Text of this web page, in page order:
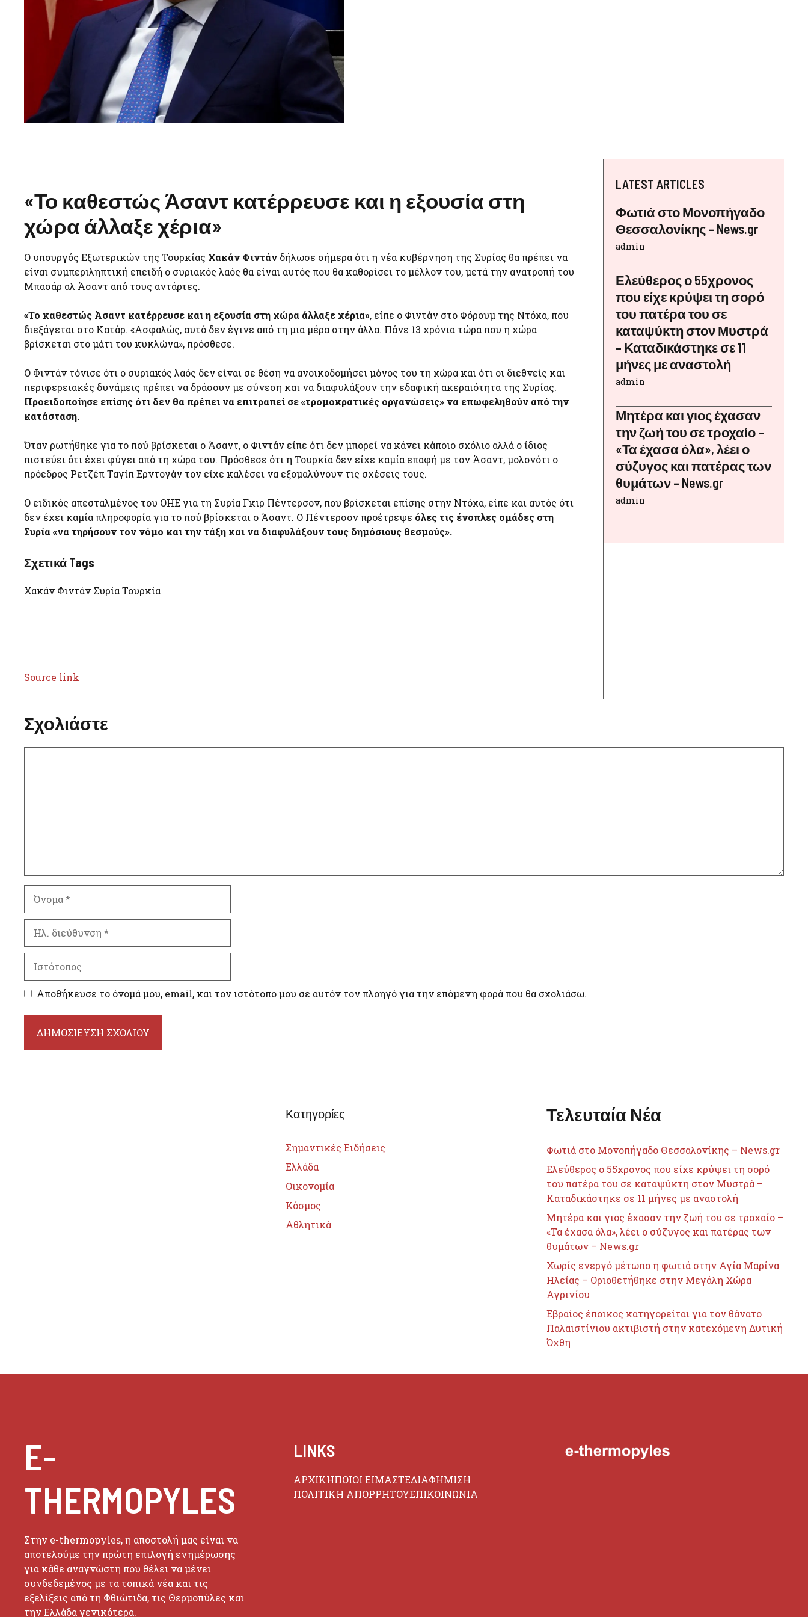
«Το καθεστώς Άσαντ κατέρρευσε και η εξουσία στη
χώρα άλλαξε χέρια»
Ο υπουργός Εξωτερικών της Τουρκίας Χακάν Φιντάν δήλωσε σήμερα ότι η νέα κυβέρνηση της Συρίας θα πρέπει να
είναι συμπεριληπτική επειδή ο συριακός λαός θα είναι αυτός που θα καθορίσει το μέλλον του, μετά την ανατροπή του
Μπασάρ αλ Άσαντ από τους αντάρτες.
«Το καθεστώς Άσαντ κατέρρευσε και η εξουσία στη χώρα άλλαξε χέρια», είπε ο Φιντάν στο Φόρουμ της Ντόχα, που
διεξάγεται στο Κατάρ. «Ασφαλώς, αυτό δεν έγινε από τη μια μέρα στην άλλα. Πάνε 13 χρόνια τώρα που η χώρα
βρίσκεται στο μάτι του κυκλώνα», πρόσθεσε.
Ο Φιντάν τόνισε ότι ο συριακός λαός δεν είναι σε θέση να ανοικοδομήσει μόνος του τη χώρα και ότι οι διεθνείς και
περιφερειακές δυνάμεις πρέπει να δράσουν με σύνεση και να διαφυλάξουν την εδαφική ακεραιότητα της Συρίας.
Προειδοποίησε επίσης ότι δεν θα πρέπει να επιτραπεί σε «τρομοκρατικές οργανώσεις» να επωφεληθούν από την
κατάσταση.
Όταν ρωτήθηκε για το πού βρίσκεται ο Άσαντ, ο Φιντάν είπε ότι δεν μπορεί να κάνει κάποιο σχόλιο αλλά ο ίδιος
πιστεύει ότι έχει φύγει από τη χώρα του. Πρόσθεσε ότι η Τουρκία δεν είχε καμία επαφή με τον Άσαντ, μολονότι ο
πρόεδρος Ρετζέπ Ταγίπ Ερντογάν τον είχε καλέσει να εξομαλύνουν τις σχέσεις τους.
Ο ειδικός απεσταλμένος του ΟΗΕ για τη Συρία Γκιρ Πέντερσον, που βρίσκεται επίσης στην Ντόχα, είπε και αυτός ότι
δεν έχει καμία πληροφορία για το πού βρίσκεται ο Άσαντ. Ο Πέντερσον προέτρεψε όλες τις ένοπλες ομάδες στη
Συρία «να τηρήσουν τον νόμο και την τάξη και να διαφυλάξουν τους δημόσιους θεσμούς».
Σχετικά Tags
Χακάν Φιντάν Συρία Τουρκία
Source link
LATEST ARTICLES
Φωτιά στο Μονοπήγαδο
Θεσσαλονίκης – News.gr
admin
Ελεύθερος ο 55χρονος
που είχε κρύψει τη σορό
του πατέρα του σε
καταψύκτη στον Μυστρά
– Καταδικάστηκε σε 11
μήνες με αναστολή
admin
Μητέρα και γιος έχασαν
την ζωή του σε τροχαίο –
«Τα έχασα όλα», λέει ο
σύζυγος και πατέρας των
θυμάτων – News.gr
admin
Σχολιάστε
διεύθυνση
Αποθήκευσε το όνομά μου, email, και τον ιστότοπο μου σε αυτόν τον πλοηγό για την επόμενη φορά που θα σχολιάσω.
Κατηγορίες
Σημαντικές Ειδήσεις
Ελλάδα
Οικονομία
Κόσμος
Αθλητικά
Τελευταία Νέα
Φωτιά στο Μονοπήγαδο Θεσσαλονίκης – News.gr
Ελεύθερος ο 55χρονος που είχε κρύψει τη σορό
του πατέρα του σε καταψύκτη στον Μυστρά –
Καταδικάστηκε σε 11 μήνες με αναστολή
Μητέρα και γιος έχασαν την ζωή του σε τροχαίο –
«Τα έχασα όλα», λέει ο σύζυγος και πατέρας των
θυμάτων – News.gr
Χωρίς ενεργό μέτωπο η φωτιά στην Αγία Μαρίνα
Ηλείας – Οριοθετήθηκε στην Μεγάλη Χώρα
Αγρινίου
Εβραίος έποικος κατηγορείται για τον θάνατο
Παλαιστίνιου ακτιβιστή στην κατεχόμενη Δυτική
Όχθη
E-
THERMOPYLES
Στην e-thermopyles, η αποστολή μας είναι να
αποτελούμε την πρώτη επιλογή ενημέρωσης
για κάθε αναγνώστη που θέλει να μένει
συνδεδεμένος με τα τοπικά νέα και τις
εξελίξεις από τη Φθιώτιδα, τις Θερμοπύλες και
την Ελλάδα γενικότερα.
LINKS
ΑΡΧΙΚΗΠΟΙΟΙ ΕΙΜΑΣΤΕΔΙΑΦΗΜΙΣΗ
ΠΟΛΙΤΙΚΗ ΑΠΟΡΡΗΤΟΥΕΠΙΚΟΙΝΩΝΙΑ